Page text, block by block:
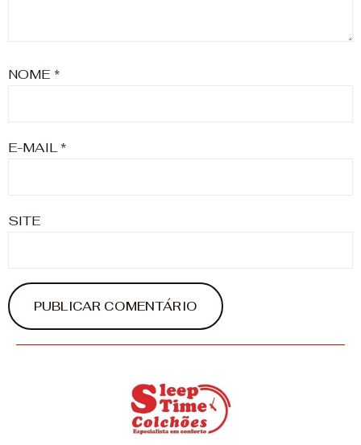
NOME *
E-MAIL*
SITE